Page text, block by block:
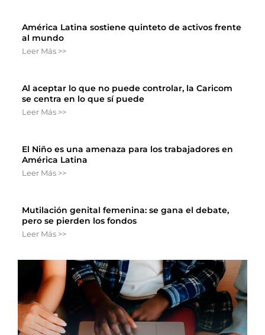
América Latina sostiene quinteto de activos frente
al mundo
Leer Más >>
Al aceptar lo que no puede controlar, la Caricom
se centra en lo que sí puede
Leer Más >>
El Niño es una amenaza para los trabajadores en
América Latina
Leer Más >>
Mutilación genital femenina: se gana el debate,
pero se pierden los fondos
Leer Más >>